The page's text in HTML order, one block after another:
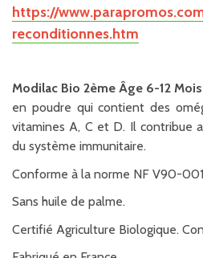
https://
reconditionnes.htm
Modilac Bio 2ème Âge 6-12
en poudre qui contient des
vitamines A, C et D. Il contribue
du système immunitaire.
Conforme à la norme NF V90-
Sans huile de palme.
Certifié Agriculture Biologique.